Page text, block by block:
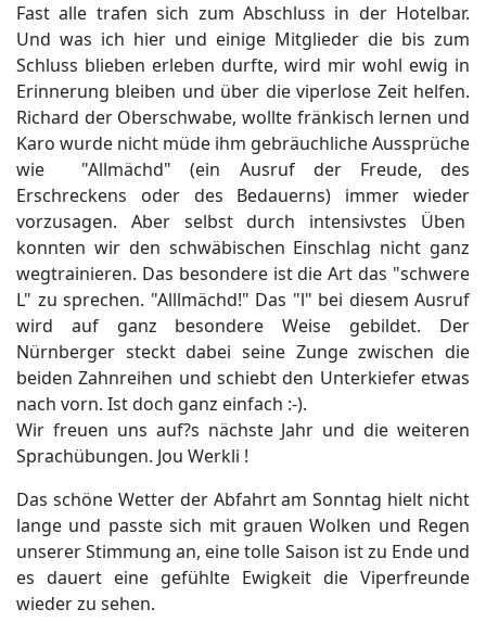
Fast alle trafen sich zum Abschluss in der Hotelbar.
Und was ich hier und einige Mitglieder die bis zum
Schluss blieben erleben durfte, wird mir wohl ewig in
Erinnerung bleiben und über die viperlose Zeit helfen.
Richard der Oberschwabe, wollte fränkisch lernen und
Karo wurde nicht müde ihm gebräuchliche Aussprüche
wie "Allmächd" (ein Ausruf der Freude, des
Erschreckens oder des Bedauerns) immer wieder
vorzusagen. Aber selbst durch intensivstes Üben
konnten wir den schwäbischen Einschlag nicht ganz
wegtrainieren. Das besondere ist die Art das "schwere
L" zu sprechen. "Alllmächd!" Das "l" bei diesem Ausruf
wird auf ganz besondere Weise gebildet. Der
Nürnberger steckt dabei seine Zunge zwischen die
beiden Zahnreihen und schiebt den Unterkiefer etwas
nach vorn. Ist doch ganz einfach :-).
Wir freuen uns auf?s nächste Jahr und die weiteren
Sprachübungen. Jou Werkli !
Das schöne Wetter der Abfahrt am Sonntag hielt nicht
lange und passte sich mit grauen Wolken und Regen
unserer Stimmung an, eine tolle Saison ist zu Ende und
es dauert eine gefühlte Ewigkeit die Viperfreunde
wieder zu sehen.